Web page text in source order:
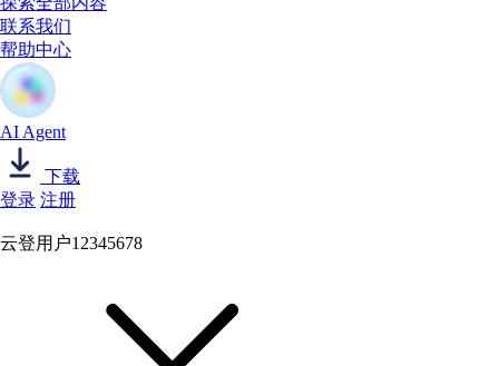
联系我们
帮助中心
AI Agent
下载
登录 注册
云登用户12345678